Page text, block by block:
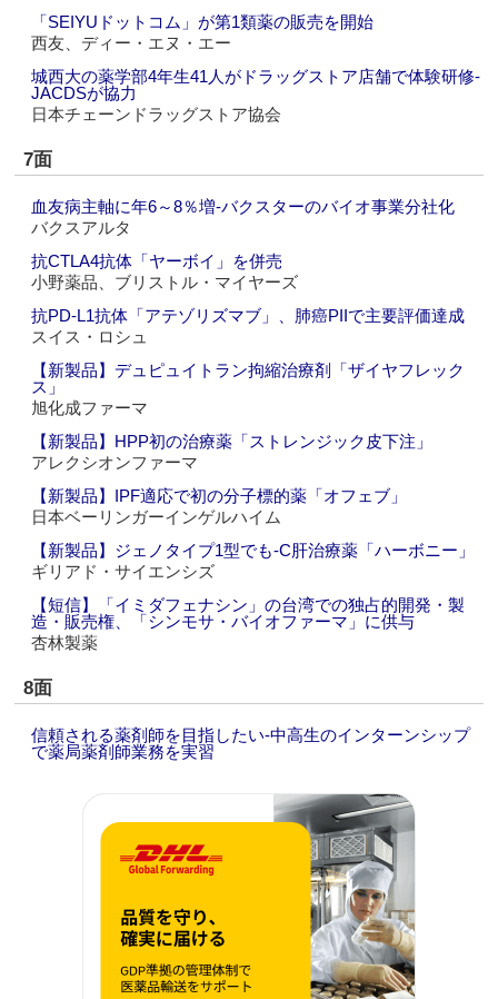
「SEIYUドットコム」が第1類薬の販売を開始
西友、ディー・エヌ・エー
城西大の薬学部4年生41人がドラッグストア店舗で体験研修‐
JACDSが協力
日本チェーンドラッグストア協会
7面
血友病主軸に年6～8％増‐バクスターのバイオ事業分社化
バクスアルタ
抗CTLA4抗体「ヤーボイ」を併売
小野薬品、ブリストル・マイヤーズ
抗PD-L1抗体「アテゾリズマブ」、肺癌PIIで主要評価達成
スイス・ロシュ
【新製品】デュピュイトラン拘縮治療剤「ザイヤフレック
ス」
旭化成ファーマ
【新製品】HPP初の治療薬「ストレンジック皮下注」
アレクシオンファーマ
【新製品】IPF適応で初の分子標的薬「オフェブ」
日本ベーリンガーインゲルハイム
【新製品】ジェノタイプ1型でも‐C肝治療薬「ハーボニー」
ギリアド・サイエンシズ
【短信】「イミダフェナシン」の台湾での独占的開発・製
造・販売権、「シンモサ・バイオファーマ」に供与
杏林製薬
8面
信頼される薬剤師を目指したい‐中高生のインターンシップ
で薬局薬剤師業務を実習